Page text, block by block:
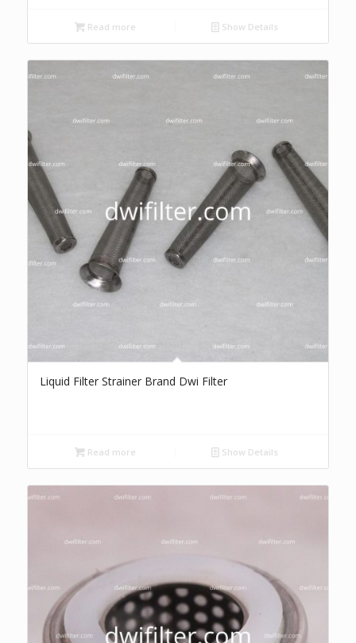
Read more Show Details
Liquid Filter Strainer Brand Dwi Filter
Read more Show Details